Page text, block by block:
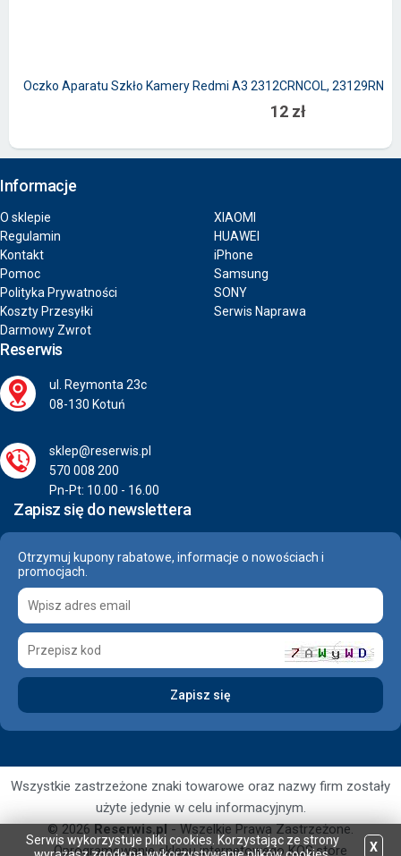
Oczko Aparatu Szkło Kamery Redmi A3 2312CRNCOL,
12 zł
Informacje
O sklepie
Regulamin
Kontakt
Pomoc
Polityka Prywatności
Koszty Przesyłki
Darmowy Zwrot
XIAOMI
HUAWEI
iPhone
Samsung
SONY
Serwis Naprawa
Reserwis
ul. Reymonta 23c
08-130 Kotuń
sklep@reserwis.pl
570 008 200
Pn-Pt: 10.00 - 16.00
Zapisz się do newslettera
Otrzymuj kupony rabatowe, informacje o nowościach i
promocjach.
Wszystkie zastrzeżone znaki towarowe oraz nazwy firm zostały
użyte jedynie w celu informacyjnym.
© 2026Reserwis.pl- Wszelkie Prawa Zastrzeżone.
Oprogramowanie sklepu internetowegoKQS.store
Serwis wykorzystuje pliki cookies. Korzystając ze strony
X